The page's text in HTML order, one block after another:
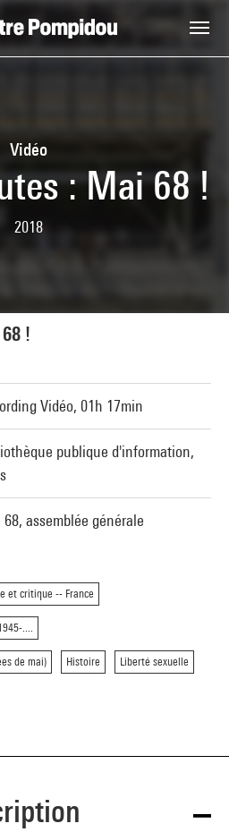
Vidéo
: Mai 68 !
2018
!
Vidéo, 01h 17min
publique d'information,
assemblée générale
et critique -- France
....
de mai) Histoire Liberté sexuelle